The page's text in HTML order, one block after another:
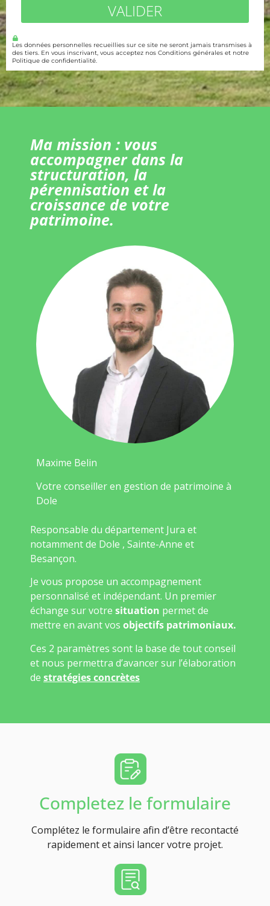
VALIDER
Les données personnelles recueillies sur ce site ne seront jamais transmises à
des tiers. En vous inscrivant, vous acceptez nos Conditions générales et notre
Politique de confidentialité.
Ma mission : vous
accompagner dans la
structuration, la
pérennisation et la
croissance de votre
patrimoine.
Maxime Belin
Votre conseiller en gestion de patrimoine à
Dole
Responsable du département Jura et
notamment de Dole , Sainte-Anne et
Besançon.
Je vous propose un accompagnement
personnalisé et indépendant. Un premier
échange sur votre situation permet de
mettre en avant vos objectifs patrimoniaux.
Ces 2 paramètres sont la base de tout conseil
et nous permettra d’avancer sur l’élaboration
de stratégies concrètes
Completez le formulaire
Complétez le formulaire afin d’être recontacté
rapidement et ainsi lancer votre projet.